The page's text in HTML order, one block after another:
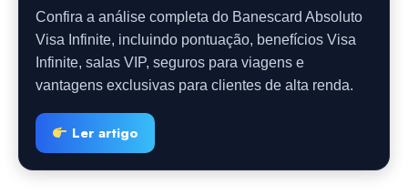
Confira a análise completa do Banescard Absoluto
Visa Infinite, incluindo pontuação, benefícios Visa
Infinite, salas VIP, seguros para viagens e
vantagens exclusivas para clientes de alta renda.
Ler artigo